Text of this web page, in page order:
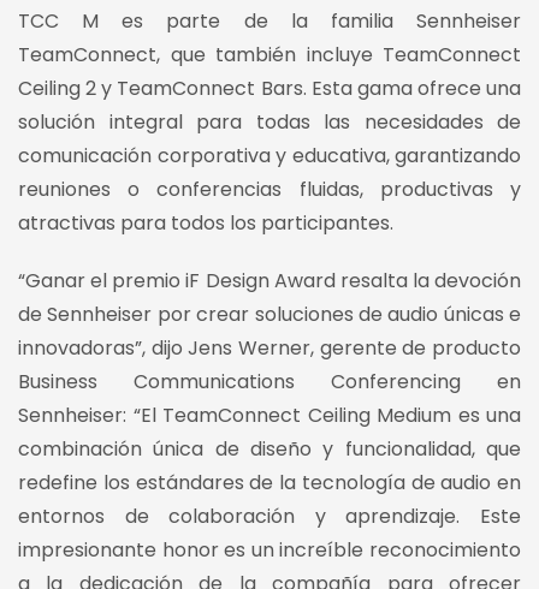
TCC M es parte de la familia Sennheiser
TeamConnect, que también incluye TeamConnect
Ceiling 2 y TeamConnect Bars. Esta gama ofrece una
solución integral para todas las necesidades de
comunicación corporativa y educativa, garantizando
reuniones o conferencias fluidas, productivas y
atractivas para todos los participantes.
“Ganar el premio iF Design Award resalta la devoción
de Sennheiser por crear soluciones de audio únicas e
innovadoras”, dijo Jens Werner, gerente de producto
Business Communications Conferencing en
Sennheiser: “El TeamConnect Ceiling Medium es una
combinación única de diseño y funcionalidad, que
redefine los estándares de la tecnología de audio en
entornos de colaboración y aprendizaje. Este
impresionante honor es un increíble reconocimiento